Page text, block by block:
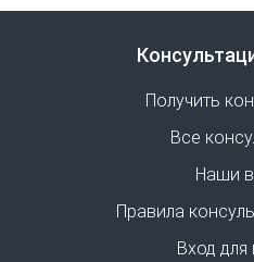
Получить
Все
Наши
Правила
Вход для